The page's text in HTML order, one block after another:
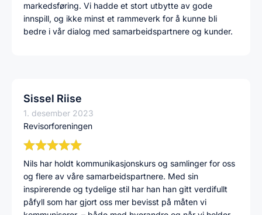
markedsføring. Vi hadde et stort utbytte av gode
innspill, og ikke minst et rammeverk for å kunne bli
bedre i vår dialog med samarbeidspartnere og kunder.
Sissel Riise
1. desember 2023
Revisorforeningen
Nils har holdt kommunikasjonskurs og samlinger for oss
og flere av våre samarbeidspartnere. Med sin
inspirerende og tydelige stil har han han gitt verdifullt
påfyll som har gjort oss mer bevisst på måten vi